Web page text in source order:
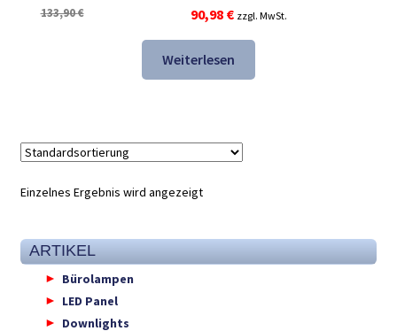
133,90€
Ursprünglicher
Preis
war:
133,90 €
90,98 €Aktueller
Preis
ist:
90,98 €.
zzgl. MwSt.
Weiterlesen
Einzelnes Ergebnis wird angezeigt
ARTIKEL
Bürolampen
LED Panel
Downlights